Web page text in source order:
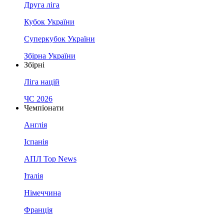
Друга ліга
Кубок України
Суперкубок України
Збірна України
Збірні
Ліга націй
ЧС 2026
Чемпіонати
Англія
Іспанія
АПЛ Top News
Італія
Німеччина
Франція